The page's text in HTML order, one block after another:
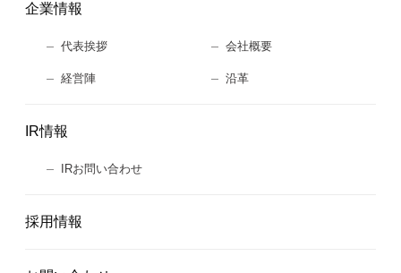
企業情報
代表挨拶 会社概要
経営陣 沿革
IR情報
IRお問い合わせ
採用情報